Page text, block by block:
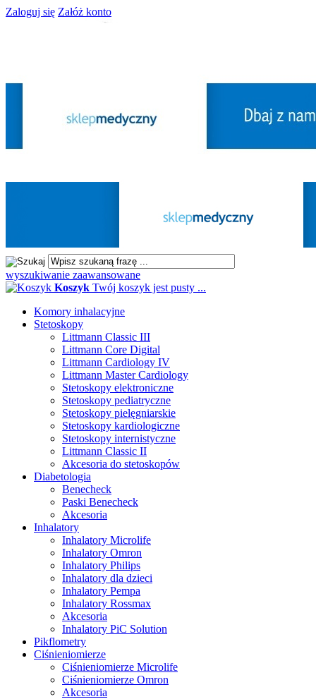
Zaloguj się Załóż konto
wyszukiwanie zaawansowane
Koszyk Twój koszyk jest pusty ...
Komory inhalacyjne
Stetoskopy
Littmann Classic III
Littmann Core Digital
Littmann Cardiology IV
Littmann Master Cardiology
Stetoskopy elektroniczne
Stetoskopy pediatryczne
Stetoskopy pielęgniarskie
Stetoskopy kardiologiczne
Stetoskopy internistyczne
Littmann Classic II
Akcesoria do stetoskopów
Diabetologia
Benecheck
Paski Benecheck
Akcesoria
Inhalatory
Inhalatory Microlife
Inhalatory Omron
Inhalatory Philips
Inhalatory dla dzieci
Inhalatory Pempa
Inhalatory Rossmax
Akcesoria
Inhalatory PiC Solution
Pikflometry
Ciśnieniomierze
Ciśnieniomierze Microlife
Ciśnieniomierze Omron
Akcesoria